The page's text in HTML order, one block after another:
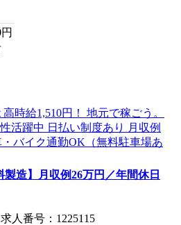
円
製造】月収例26万円／年間休日
人番号：1225115